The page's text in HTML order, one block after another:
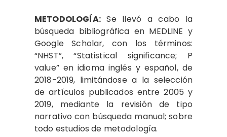
METODOLOGÍA:Se llevó a cabo la
búsqueda bibliográfica en MEDLINE y
Google Scholar, con los términos:
“NHST”, “Statistical significance; P
value” en idioma inglés y español, de
2018-2019, limitándose a la selección
de artículos publicados entre 2005 y
2019, mediante la revisión de tipo
narrativo con búsqueda manual; sobre
todo estudios de metodología.